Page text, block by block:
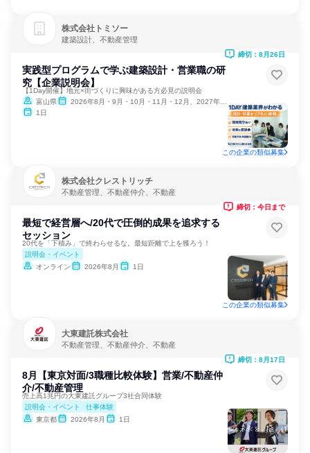
株式会社トミソー
建築設計、不動産管理
実践型プログラムで学ぶ建築設計・営業職の研
究【企業説明会】
【1Day開催】地元×街づくりに興味がある方必見の説明会
富山県
2026年8月・9月・10月・11月・12月、2027年1月
1日
締切：8月26日
この企業の類似募集
株式会社クレストリッチ
不動産管理、不動産仲介、不動産
最短で経営層へ/20代で圧倒的成果を追求する
セッション
20代を「下積み」で終わらせるな。最短距離で上を獲ろう！
説明会・イベント
オンライン
2026年8月 1日
締切：今日まで
この企業の類似募集
大東建託株式会社
不動産管理、不動産仲介、不動産
8月【東京対面/3職種比較体験】営業/不動産仲
介/不動産管理
売上高1兆円の大東建託グループ3社合同体験
説明会・イベント
仕事体験
東京都
2026年8月 1日
締切：8月17日